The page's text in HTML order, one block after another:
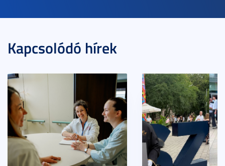
Kapcsolódó hírek